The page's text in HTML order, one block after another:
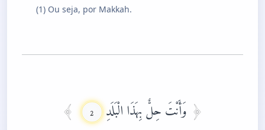
(1) Ou seja, por Makkah.
وَأَنْتَ حِلٌّ بِهَذَا الْبَلَدِ 2